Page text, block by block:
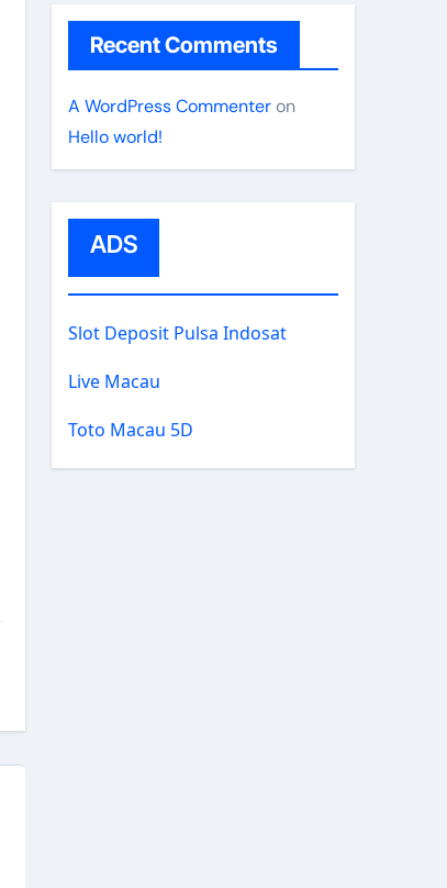
Recent Comments
A WordPress Commenteron
Hello world!
ADS
Slot Deposit Pulsa Indosat
Live Macau
Toto Macau 5D